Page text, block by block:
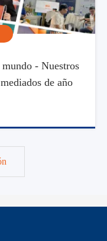
- Nuestros
de año